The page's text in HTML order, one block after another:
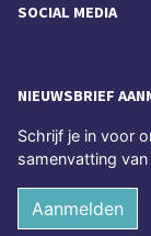
SOCIAL MEDIA
NIEUWSBRIEF
Schrijf je in voor
samenvatting
Aanmelden